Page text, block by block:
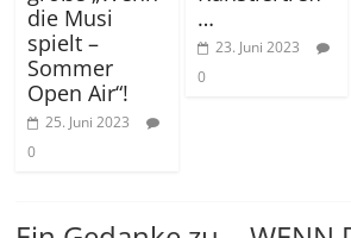
die Musi
spielt –
Sommer
Open Air“!
25. Juni 2023
0
…
23. Juni 2023
0